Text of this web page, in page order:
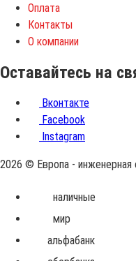
Оплата
Контакты
О компании
Оставайтесь на
Вконтакте
Facebook
Instagram
2026 © Европа - инженерная
Принимаем
оплате
наличные
мир
альфабанк